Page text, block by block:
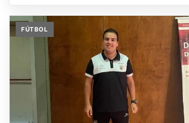
FÚTBOL